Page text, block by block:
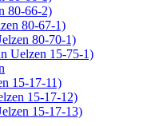
80-66-2)
80-67-1)
80-70-1)
Uelzen 15-75-1)
15-17-11)
15-17-12)
15-17-13)